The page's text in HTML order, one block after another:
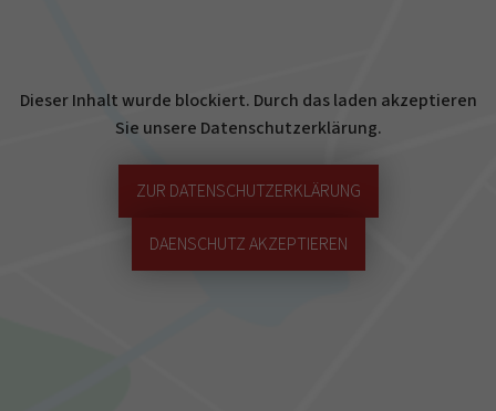
Dieser Inhalt wurde blockiert. Durch das laden akzeptieren
Sie unsere Datenschutzerklärung.
ZUR DATENSCHUTZERKLÄRUNG
DAENSCHUTZ AKZEPTIEREN